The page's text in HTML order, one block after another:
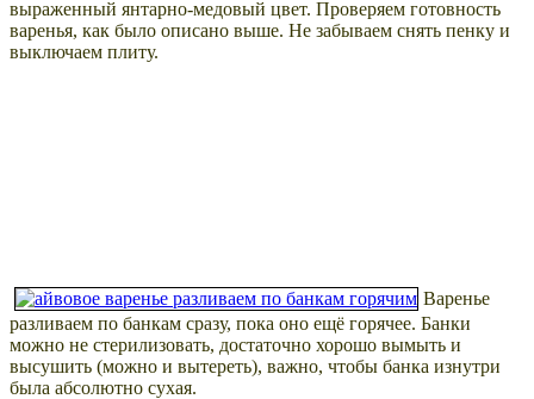
выраженный янтарно-медовый цвет. Проверяем готовность
варенья, как было описано выше. Не забываем снять пенку и
выключаем плиту.
Варенье
разливаем по банкам сразу, пока оно ещё горячее. Банки
можно не стерилизовать, достаточно хорошо вымыть и
высушить (можно и вытереть), важно, чтобы банка изнутри
была абсолютно сухая.